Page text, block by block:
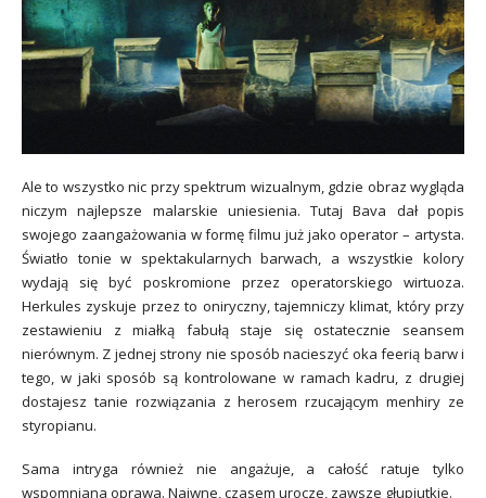
Ale to wszystko nic przy spektrum wizualnym, gdzie obraz wygląda
niczym najlepsze malarskie uniesienia. Tutaj Bava dał popis
swojego zaangażowania w formę filmu już jako operator – artysta.
Światło tonie w spektakularnych barwach, a wszystkie kolory
wydają się być poskromione przez operatorskiego wirtuoza.
Herkules zyskuje przez to oniryczny, tajemniczy klimat, który przy
zestawieniu z miałką fabułą staje się ostatecznie seansem
nierównym. Z jednej strony nie sposób nacieszyć oka feerią barw i
tego, w jaki sposób są kontrolowane w ramach kadru, z drugiej
dostajesz tanie rozwiązania z herosem rzucającym menhiry ze
styropianu.
Sama intryga również nie angażuje, a całość ratuje tylko
wspomniana oprawa. Naiwne, czasem urocze, zawsze głupiutkie.